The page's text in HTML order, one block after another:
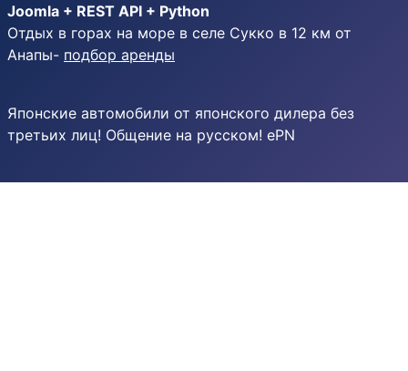
Joomla + REST API + Python
Отдых в горах на море в селе Сукко в 12 км от
Анапы- подбор аренды
Японские автомобили от японского дилера без
третьих лиц! Общение на русском! ePN